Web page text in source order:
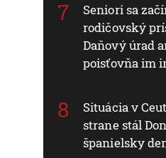
Seniori sa
rodičovský
Daňový úrad
poisťovňa im
Situácia v
strane stál
španielsky